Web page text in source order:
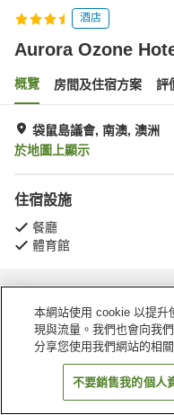
酒店
Aurora Ozone
概覽 房間及住宿方案 評
袋鼠島議會, 南澳, 澳洲
於地圖上顯示
住宿設施
餐廳
體育館
主頁 澳洲 南澳 袋
本網站使用 cookie 以提升
現與流量。我們也會向我
分享您使用我們網站的相關
不要銷售我的個人